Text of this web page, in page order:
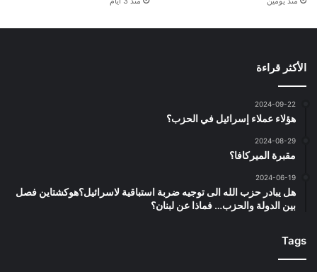
الأكثر قراءة
2024-09-22
هؤلاء عملاء إسرائيل في الحزب؟
2024-08-29
مقبرة الميركافا؟
2024-06-19
هل يبادر حزب الله الى توجيه ضربة استباقية لاسرائيل؟هوكشتاين فصل
بين الدولة والحزب… فماذا عن لبنان؟
Tags